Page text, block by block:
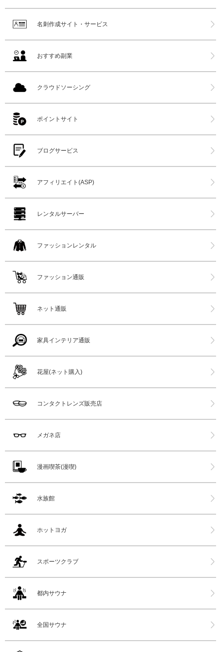
名刺作成サイト・サービス
おすすめ副業
クラウドソーシング
ポイントサイト
ブログサービス
アフィリエイト(ASP)
レンタルサーバー
ファッションレンタル
ファッション通販
ネット通販
家具インテリア通販
花屋(ネット購入)
コンタクトレンズ販売店
メガネ店
漫画喫茶(漫喫)
水族館
ホットヨガ
スポーツクラブ
都内サウナ
全国サウナ